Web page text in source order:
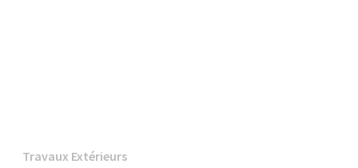
Travaux Extérieurs